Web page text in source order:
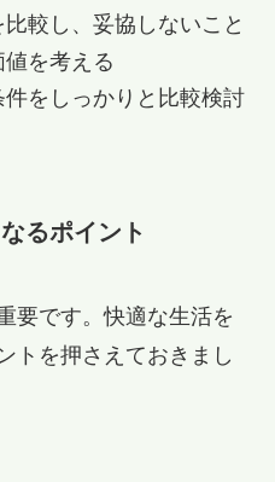
較し、妥協しないこと
を考える
をしっかりと比較検討
るポイント
要です。快適な生活を
トを押さえておきまし